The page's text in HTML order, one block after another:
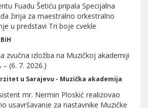
Fuadu Šetiću pripala Specijalna
žirija za maestralno orkestralno
u predstavi Tri boje cvekle
zvučna izložba na Muzičkoj akademiji
– (6. 7. 2026.)
u Sarajevu - Muzička akademija
mr. Nermin Ploskić realizovao
usavršavanje za nastavnike Muzičke